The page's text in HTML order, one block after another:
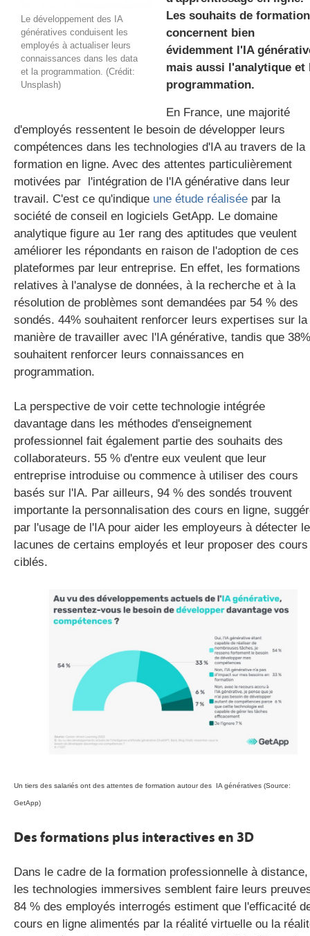
Le développement des IA
génératives conduisent les
employés à actualiser leurs
connaissances dans les data
et la programmation. (Crédit:
Unsplash)
Les souhaits de formation
concernent bien
évidemment l'IA
mais aussi l'analytique et
programmation.
En France, une majorité
d'employés ressentent le besoin de développer leurs
compétences dans les technologies d'IA au travers de la
formation en ligne. Avec des attentes particulièrement
motivées par l'intégration de l'IA générative dans leur
travail. C'est ce qu'indique une étude réalisée par la
société de conseil en logiciels GetApp. Le domaine
analytique figure au 1er rang des aptitudes que veulent
améliorer les répondants en raison de l'adoption de ces
plateformes par leur entreprise. En effet, les formations
relatives à l'analyse de données, à la recherche et à la
résolution de problèmes sont demandées par 54 % des
sondés. 44% souhaitent renforcer leurs expertises sur la
manière de travailler avec l'IA générative, tandis que 38%
souhaitent renforcer leurs connaissances en
programmation.
La perspective de voir cette technologie intégrée
davantage dans les méthodes d'enseignement
professionnel fait également partie des souhaits des
collaborateurs. 55 % d'entre eux veulent que leur
entreprise introduise ou commence à utiliser des cours
basés sur l'IA. Par ailleurs, 94 % des sondés trouvent
importante la personnalisation des cours en ligne,
par l'usage de l'IA pour aider les employeurs à détecter
lacunes de certains employés et leur proposer des cours
ciblés.
Un tiers des salariés ont des attentes de formation autour des IA génératives (Source:
GetApp)
Des formations plus interactives en 3D
Dans le cadre de la formation professionnelle à distance,
les technologies immersives semblent faire leurs
84 % des employés interrogés estiment que l'efficacité
cours en ligne alimentés par la réalité virtuelle ou la